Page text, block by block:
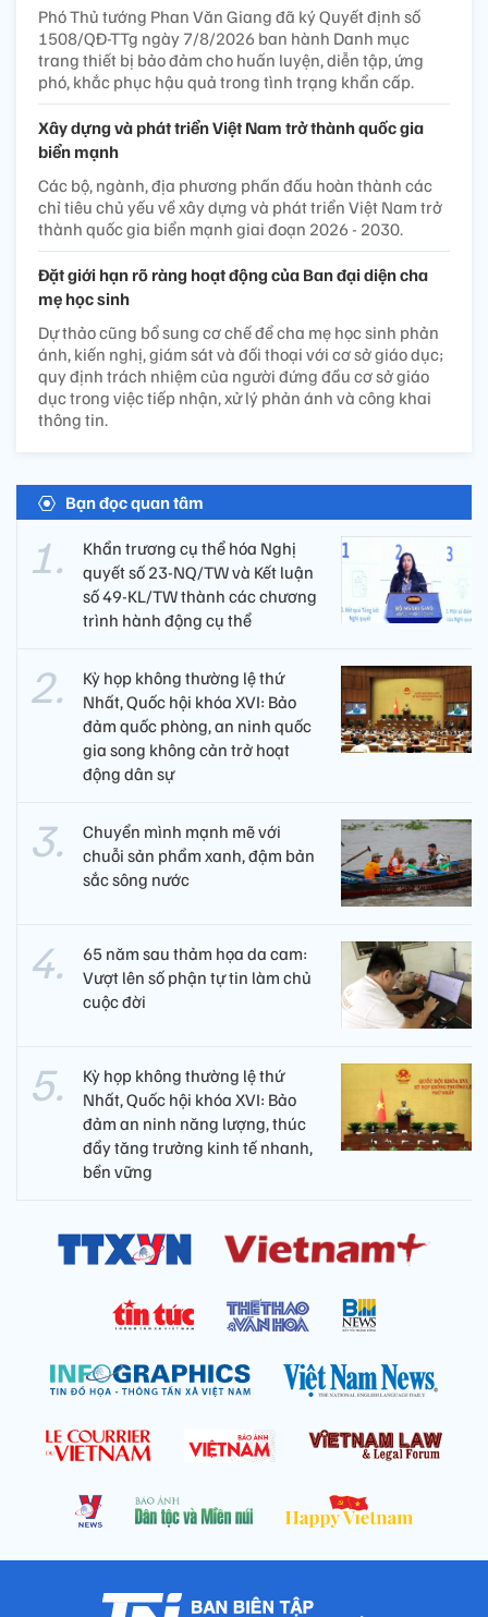
Phó Thủ tướng Phan Văn Giang đã ký Quyết định số
1508/QĐ-TTg ngày 7/8/2026 ban hành Danh mục
trang thiết bị bảo đảm cho huấn luyện, diễn tập, ứng
phó, khắc phục hậu quả trong tình trạng khẩn cấp.
Xây dựng và phát triển Việt Nam trở thành quốc gia
biển mạnh
Các bộ, ngành, địa phương phấn đấu hoàn thành các
chỉ tiêu chủ yếu về xây dựng và phát triển Việt Nam trở
thành quốc gia biển mạnh giai đoạn 2026 - 2030.
Đặt giới hạn rõ ràng hoạt động của Ban đại diện cha
mẹ học sinh
Dự thảo cũng bổ sung cơ chế để cha mẹ học sinh phản
ánh, kiến nghị, giám sát và đối thoại với cơ sở giáo dục;
quy định trách nhiệm của người đứng đầu cơ sở giáo
dục trong việc tiếp nhận, xử lý phản ánh và công khai
thông tin.
Bạn đọc quan tâm
Khẩn trương cụ thể hóa Nghị
quyết số 23-NQ/TW và Kết luận
số 49-KL/TW thành các chương
trình hành động cụ thể
Kỳ họp không thường lệ thứ
Nhất, Quốc hội khóa XVI: Bảo
đảm quốc phòng, an ninh quốc
gia song không cản trở hoạt
động dân sự
Chuyển mình mạnh mẽ với
chuỗi sản phẩm xanh, đậm bản
sắc sông nước
65 năm sau thảm họa da cam:
Vượt lên số phận tự tin làm chủ
cuộc đời
Kỳ họp không thường lệ thứ
Nhất, Quốc hội khóa XVI: Bảo
đảm an ninh năng lượng, thúc
đẩy tăng trưởng kinh tế nhanh,
bền vững